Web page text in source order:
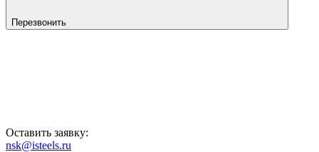
Перезвонить
Оставить заявку:
nsk@isteels.ru